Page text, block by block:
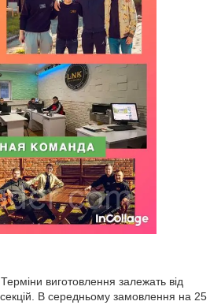
виготовлення залежать від
секцій. В середньому замовлення на 25